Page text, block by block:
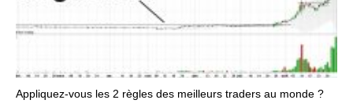
Appliquez-vous les 2 règles des meilleurs traders au monde ?